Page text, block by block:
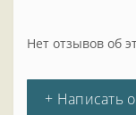
Нет отзывов об
+ Написать